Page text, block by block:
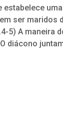
ser maridos
5) A maneira
diácono